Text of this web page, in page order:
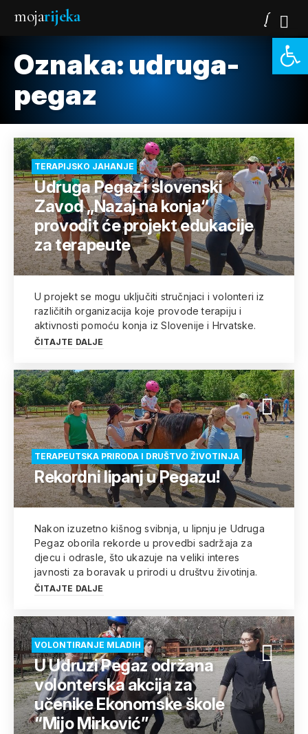
mojarijeka
Oznaka: udruga-
pegaz
TERAPIJSKO JAHANJE
Udruga Pegaz i slovenski
Zavod „Nazaj na konja“
provodit će projekt edukacije
za terapeute
U projekt se mogu uključiti stručnjaci i volonteri iz
različitih organizacija koje provode terapiju i
aktivnosti pomoću konja iz Slovenije i Hrvatske.
ČITAJTE DALJE
TERAPEUTSKA PRIRODA I DRUŠTVO ŽIVOTINJA
Rekordni lipanj u Pegazu!
Nakon izuzetno kišnog svibnja, u lipnju je Udruga
Pegaz oborila rekorde u provedbi sadržaja za
djecu i odrasle, što ukazuje na veliki interes
javnosti za boravak u prirodi u društvu životinja.
ČITAJTE DALJE
VOLONTIRANJE MLADIH
U Udruzi Pegaz održana
volonterska akcija za
učenike Ekonomske škole
“Mijo Mirković”